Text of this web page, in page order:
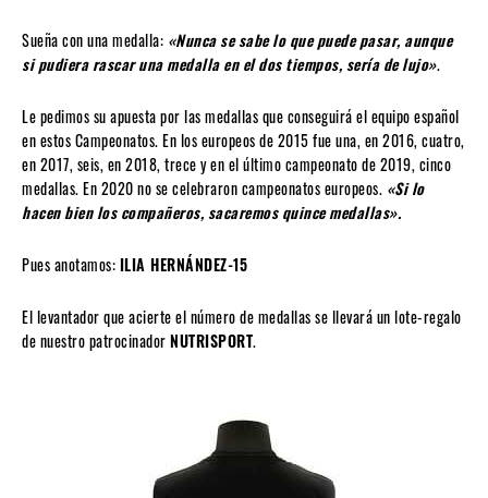
Sueña con una medalla: «Nunca se sabe lo que puede pasar, aunque
si pudiera rascar una medalla en el dos tiempos, sería de lujo».
Le pedimos su apuesta por las medallas que conseguirá el equipo español
en estos Campeonatos. En los europeos de 2015 fue una, en 2016, cuatro,
en 2017, seis, en 2018, trece y en el último campeonato de 2019, cinco
medallas. En 2020 no se celebraron campeonatos europeos. «Si lo
hacen bien los compañeros, sacaremos quince medallas».
Pues anotamos:ILIA HERNÁNDEZ-15
El levantador que acierte el número de medallas se llevará un lote-regalo
de nuestro patrocinadorNUTRISPORT.